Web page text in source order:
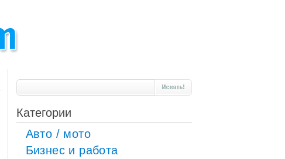
Категории
Авто / мото
Бизнес и работа